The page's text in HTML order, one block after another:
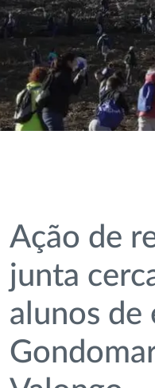
Ação de
junta
alunos de